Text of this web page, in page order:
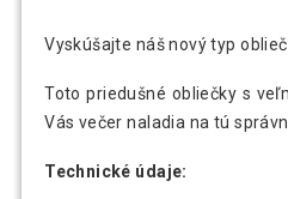
Vyskúšajte náš nový typ
Toto priedušné obliečky s
Vás večer naladia na tú
Technické údaje: